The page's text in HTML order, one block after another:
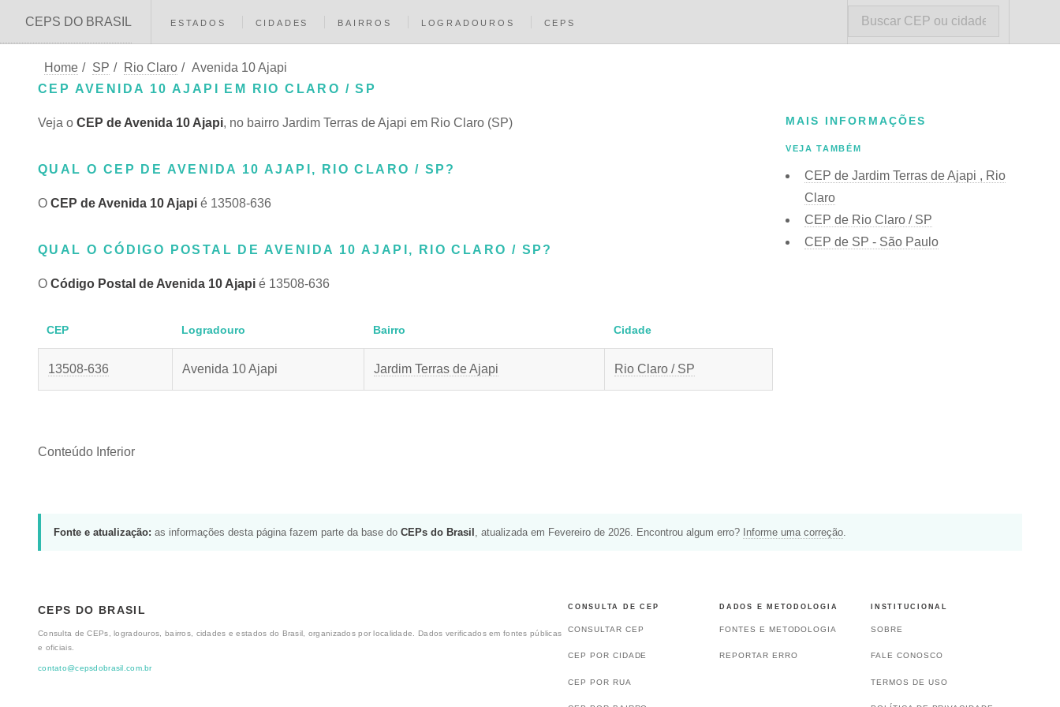
CEPS DO BRASIL ESTADOS CIDADES BAIRROS LOGRADOUROS CEPS
Home / SP / Rio Claro / Avenida 10 Ajapi
CEP AVENIDA 10 AJAPI EM RIO CLARO / SP
Veja o CEP de Avenida 10 Ajapi, no bairro Jardim Terras de Ajapi em Rio Claro (SP)
QUAL O CEP DE AVENIDA 10 AJAPI, RIO CLARO / SP?
O CEP de Avenida 10 Ajapi é 13508-636
QUAL O CÓDIGO POSTAL DE AVENIDA 10 AJAPI, RIO CLARO / SP?
O Código Postal de Avenida 10 Ajapi é 13508-636
CEP Logradouro Bairro Cidade
13508-636 Avenida 10 Ajapi Jardim Terras de Ajapi Rio Claro / SP
Conteúdo Inferior
MAIS INFORMAÇÕES
VEJA TAMBÉM
CEP de Jardim Terras de Ajapi , Rio
Claro
CEP de Rio Claro / SP
CEP de SP - São Paulo
Fonte e atualização: as informações desta página fazem parte da base do CEPs do Brasil , atualizada em Fevereiro de 2026. Encontrou algum erro? Informe uma correção
CEPS DO BRASIL
Consulta de CEPs, logradouros, bairros, cidades e estados do Brasil, organizados por localidade. Dados verificados em fontes públicas
e oficiais.
contato@cepsdobrasil.com.br
CONSULTA DE CEP
CONSULTAR CEP
CEP POR CIDADE
CEP POR RUA
DADOS E METODOLOGIA
FONTES E METODOLOGIA
REPORTAR ERRO
INSTITUCIONAL
SOBRE
FALE CONOSCO
TERMOS DE USO